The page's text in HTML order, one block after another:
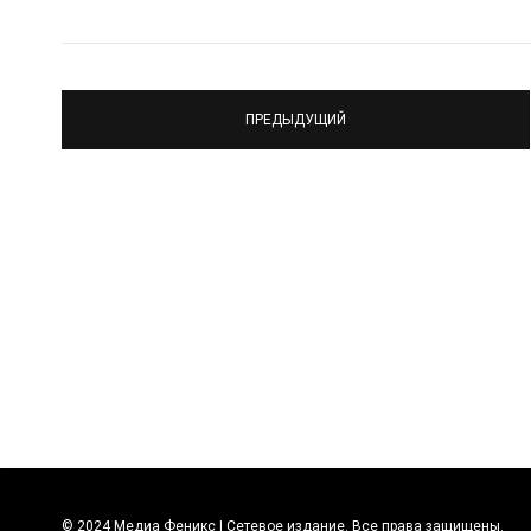
ПРЕДЫДУЩИЙ
© 2024 Медиа Феникс | Сетевое издание. Все права защищены.